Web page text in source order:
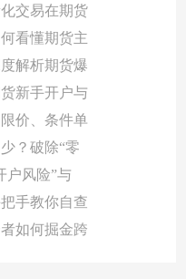
交易在期货
看懂期货主
解析期货爆
新手开户与
价、条件单
？破除“零
户风险”与
手教你自查
如何掘金跨